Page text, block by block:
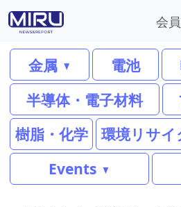
会
金属 電池
半導体・電子材料
樹脂・化学
環境リサイ
Events